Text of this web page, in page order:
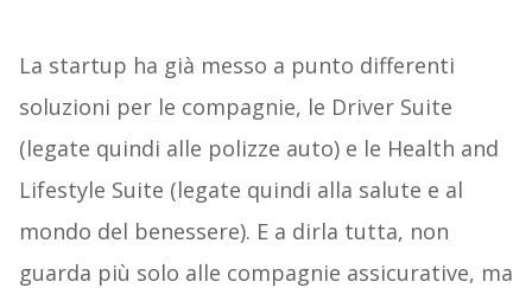
La startup ha già messo a punto differenti
soluzioni per le compagnie, le Driver Suite
(legate quindi alle polizze auto) e le Health and
Lifestyle Suite (legate quindi alla salute e al
mondo del benessere). E a dirla tutta, non
guarda più solo alle compagnie assicurative, ma